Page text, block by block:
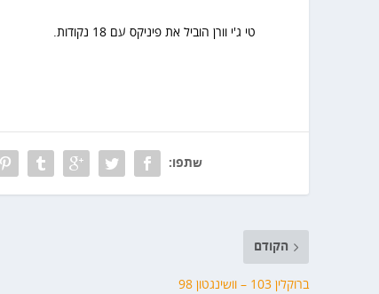
טי ג'י וורן הוביל את פיניקס עם 18 נקודות.
שתפו:
הקודם
ברוקלין 103 – וושינגטון 98